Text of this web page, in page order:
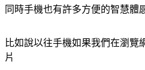
同時手機也有許多方便的智慧體
比如說以往手機如果我們在瀏覽
片